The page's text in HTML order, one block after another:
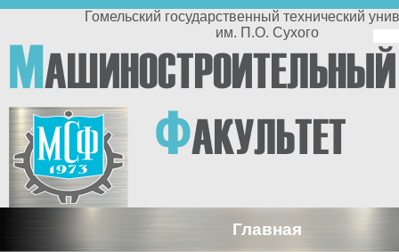
Перейти к основному содержанию
Гомельский государственный технический университет
им. П.О. Сухого
МАШИНОСТРОИТЕЛЬНЫЙ
ФАКУЛЬТЕТ
Главная